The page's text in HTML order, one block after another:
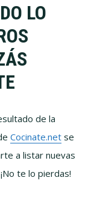
LO
de la
Cocinate.net se
a listar nuevas
te lo pierdas!